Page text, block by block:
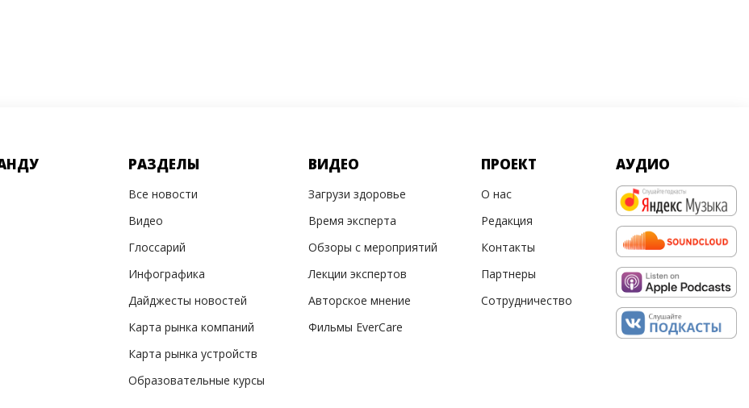
РАЗДЕЛЫ
Все новости
Видео
Глоссарий
Инфографика
Дайджесты новостей
Карта рынка компаний
Карта рынка устройств
Образовательные курсы
ВИДЕО
Загрузи здоровье
Время эксперта
Обзоры с мероприятий
Лекции экспертов
Авторское мнение
Фильмы EverCare
ПРОЕКТ
О нас
Редакция
Контакты
Партнеры
Сотрудничество
АУДИО